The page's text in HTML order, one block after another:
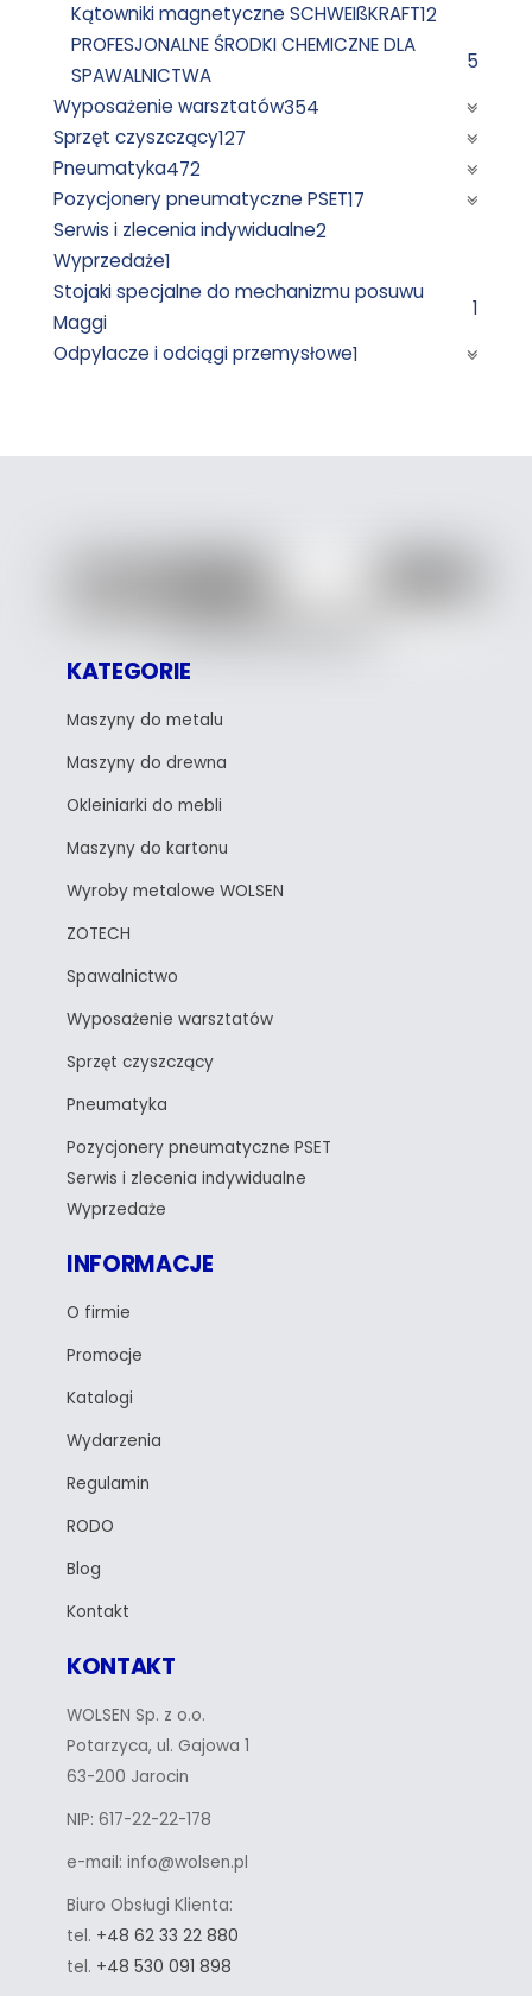
Kątowniki magnetyczne SCHWEIßKRAFT12
PROFESJONALNE ŚRODKI CHEMICZNE DLA
SPAWALNICTWA
5
Wyposażenie warsztatów354
Sprzęt czyszczący127
Pneumatyka472
Pozycjonery pneumatyczne PSET17
Serwis i zlecenia indywidualne2
Wyprzedaże1
Stojaki specjalne do mechanizmu posuwu
Maggi
1
Odpylacze i odciągi przemysłowe1
KATEGORIE
Maszyny do metalu
Maszyny do drewna
Okleiniarki do mebli
Maszyny do kartonu
Wyroby metalowe WOLSEN
ZOTECH
Spawalnictwo
Wyposażenie warsztatów
Sprzęt czyszczący
Pneumatyka
Pozycjonery pneumatyczne PSET
Serwis i zlecenia indywidualne
Wyprzedaże
INFORMACJE
O firmie
Promocje
Katalogi
Wydarzenia
Regulamin
RODO
Blog
Kontakt
KONTAKT
WOLSEN Sp. z o.o.
Potarzyca, ul. Gajowa 1
63-200 Jarocin
NIP: 617-22-22-178
e-mail: info@wolsen.pl
Biuro Obsługi Klienta:
tel. +48 62 33 22 880
tel. +48 530 091 898